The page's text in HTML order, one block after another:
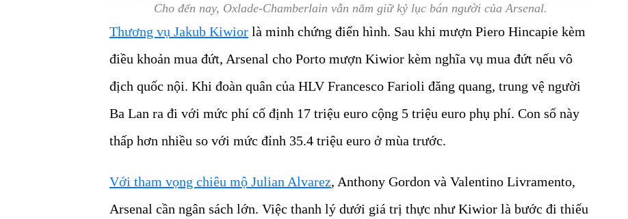
Cho đến nay, Oxlade-Chamberlain vẫn nắm giữ kỷ lục bán người của Arsenal.
Thương vụ Jakub Kiwior là minh chứng điển hình. Sau khi mượn Piero Hincapie kèm
điều khoản mua đứt, Arsenal cho Porto mượn Kiwior kèm nghĩa vụ mua đứt nếu vô
địch quốc nội. Khi đoàn quân của HLV Francesco Farioli đăng quang, trung vệ người
Ba Lan ra đi với mức phí cố định 17 triệu euro cộng 5 triệu euro phụ phí. Con số này
thấp hơn nhiều so với mức đỉnh 35.4 triệu euro ở mùa trước.
Với tham vọng chiêu mộ Julian Alvarez, Anthony Gordon và Valentino Livramento,
Arsenal cần ngân sách lớn. Việc thanh lý dưới giá trị thực như Kiwior là bước đi thiếu